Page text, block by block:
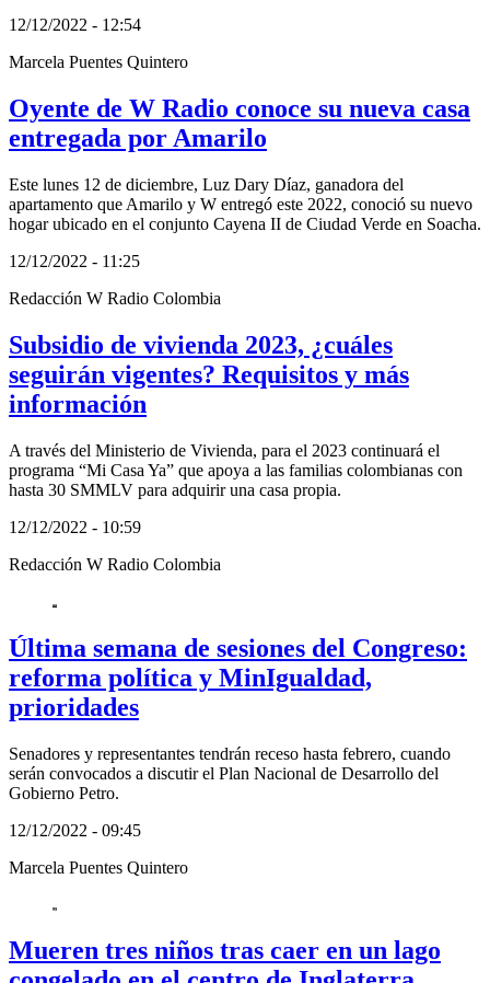
12/12/2022 - 12:54
Marcela Puentes Quintero
Oyente de W Radio conoce su nueva casa
entregada por Amarilo
Este lunes 12 de diciembre, Luz Dary Díaz, ganadora del
apartamento que Amarilo y W entregó este 2022, conoció su nuevo
hogar ubicado en el conjunto Cayena II de Ciudad Verde en Soacha.
12/12/2022 - 11:25
Redacción W Radio Colombia
Subsidio de vivienda 2023, ¿cuáles
seguirán vigentes? Requisitos y más
información
A través del Ministerio de Vivienda, para el 2023 continuará el
programa “Mi Casa Ya” que apoya a las familias colombianas con
hasta 30 SMMLV para adquirir una casa propia.
12/12/2022 - 10:59
Redacción W Radio Colombia
Última semana de sesiones del Congreso:
reforma política y MinIgualdad,
prioridades
Senadores y representantes tendrán receso hasta febrero, cuando
serán convocados a discutir el Plan Nacional de Desarrollo del
Gobierno Petro.
12/12/2022 - 09:45
Marcela Puentes Quintero
Mueren tres niños tras caer en un lago